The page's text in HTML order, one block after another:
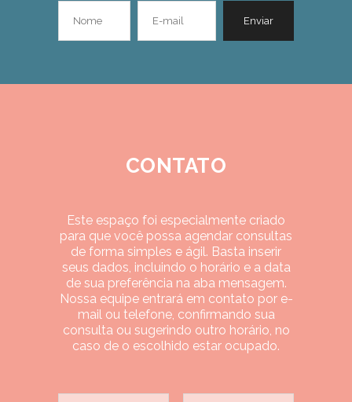
CONTATO
Este espaço foi especialmente criado
para que você possa agendar consultas
de forma simples e ágil. Basta inserir
seus dados, incluindo o horário e a data
de sua preferência na aba mensagem.
Nossa equipe entrará em contato por e-
mail ou telefone, confirmando sua
consulta ou sugerindo outro horário, no
caso de o escolhido estar ocupado.